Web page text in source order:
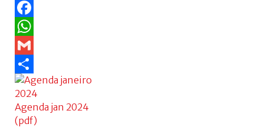
Facebook
WhatsApp
Gmail
Share
Agenda jan 2024
(pdf)